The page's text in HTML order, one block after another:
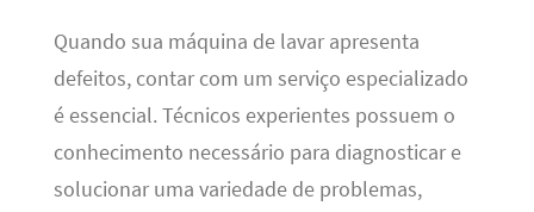
Quando sua máquina de lavar apresenta
defeitos, contar com um serviço especializado
é essencial. Técnicos experientes possuem o
conhecimento necessário para diagnosticar e
solucionar uma variedade de problemas,